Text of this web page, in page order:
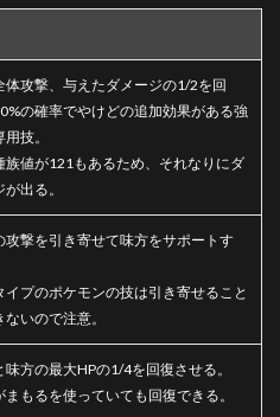
体攻撃、与えたダメージの1/2を回
の確率でやけどの追加効果がある強
技。
族値が121もあるため、それなりにダ
が出る。
攻撃を引き寄せて味方をサポートす
イプのポケモンの技は引き寄せること
いので注意。
味方の最大HPの1/4を回復させる。
まもるを使っていても回復できる。